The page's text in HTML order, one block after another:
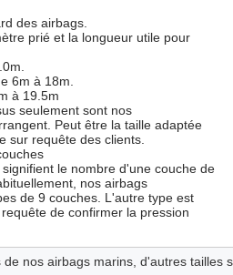
des airbags.
prié et la longueur utile pour
6m à 18m.
à 19.5m
seulement sont nos
Peut être la taille adaptée
sur requête des clients.
le nombre d'une couche de
nos airbags
de 9 couches. L'autre type est
de confirmer la pression
nos airbags marins, d'autres tailles